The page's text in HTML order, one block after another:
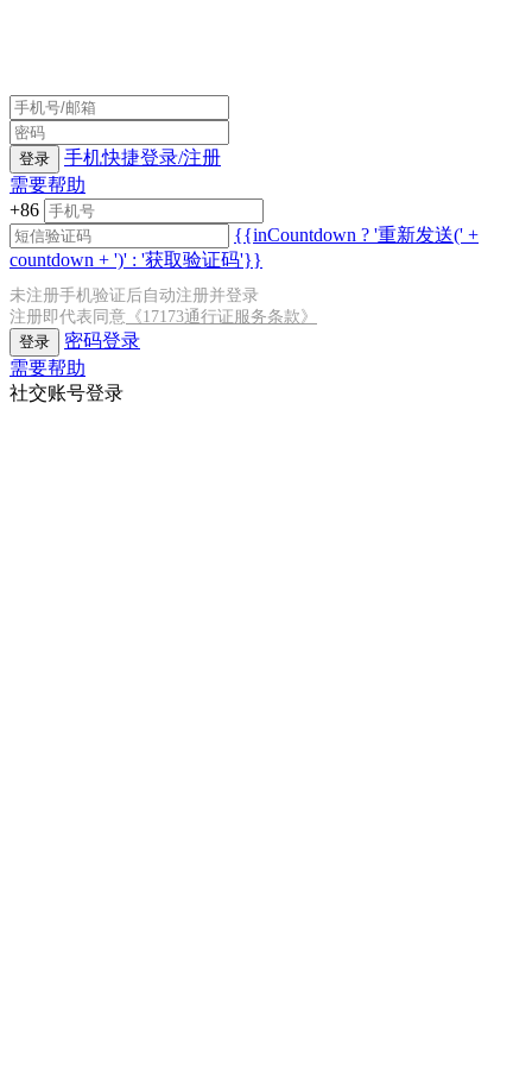
登录
手机快捷登录/注册
需要帮助
+86
{{inCountdown ? '重新发送(' +
countdown + ')' : '获取验证码'}}
未注册手机验证后自动注册并登录
注册即代表同意 《17173通行证服务条款》
登录
密码登录
需要帮助
社交账号登录